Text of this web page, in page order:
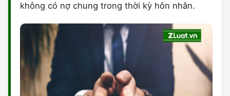
không có nợ chung trong thời kỳ hôn nhân.